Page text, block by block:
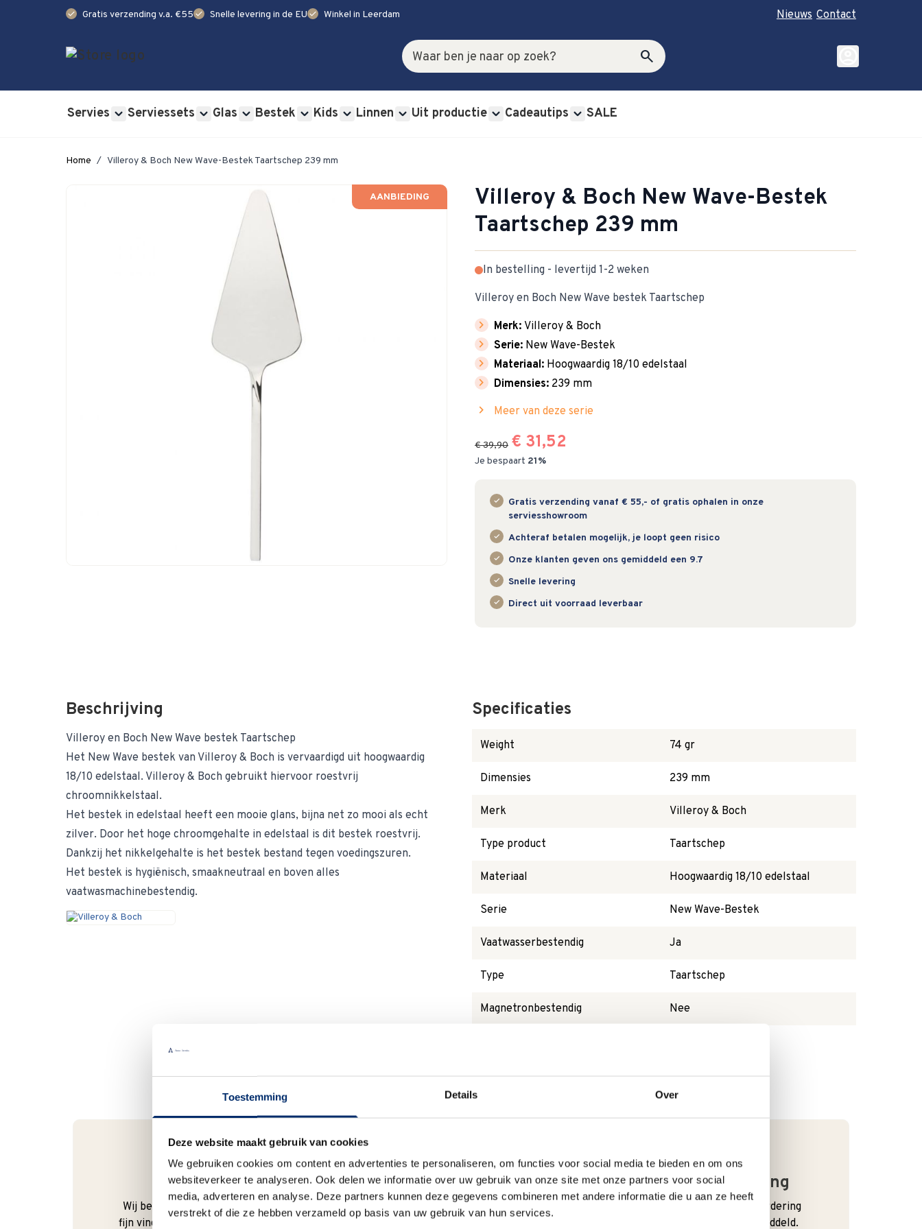
Toestemming Details Over
Deze website maakt gebruik van cookies
We gebruiken cookies om content en advertenties te personaliseren, om functies voor social media te bieden en om ons
websiteverkeer te analyseren. Ook delen we informatie over uw gebruik van onze site met onze partners voor social
media, adverteren en analyse. Deze partners kunnen deze gegevens combineren met andere informatie die u aan ze heeft
verstrekt of die ze hebben verzameld op basis van uw gebruik van hun services.
check Gratis verzending v.a. €55check Snelle levering in de EUcheck Winkel in Leerdam Nieuws Contact
Zoek
search
Servies Serviessets Glas Bestek Kids Linnen Uit productie Cadeautips SALE
account_circle
Home / Villeroy & Boch New Wave-Bestek Taartschep 239 mm
Villeroy & Boch New Wave-Bestek
Taartschep 239 mm
AANBIEDING
In bestelling - levertijd 1-2 weken
Villeroy en Boch New Wave bestek Taartschep
chevron_right Merk: Villeroy & Boch
chevron_right Serie: New Wave-Bestek
chevron_right Materiaal: Hoogwaardig 18/10 edelstaal
chevron_right Dimensies: 239 mm
chevron_right Meer van deze serie
€ 39,90 € 31,52
Je bespaart 21%
Gratis verzending vanaf € 55,- of gratis ophalen in onze
serviesshowroom
Achteraf betalen mogelijk, je loopt geen risico
Onze klanten geven ons gemiddeld een 9.7
Snelle levering
Direct uit voorraad leverbaar
Beschrijving
Villeroy en Boch New Wave bestek Taartschep
Het New Wave bestek van Villeroy & Boch is vervaardigd uit hoogwaardig
18/10 edelstaal. Villeroy & Boch gebruikt hiervoor roestvrij
chroomnikkelstaal.
Het bestek in edelstaal heeft een mooie glans, bijna net zo mooi als echt
zilver. Door het hoge chroomgehalte in edelstaal is dit bestek roestvrij.
Dankzij het nikkelgehalte is het bestek bestand tegen voedingszuren.
Het bestek is hygiënisch, smaakneutraal en boven alles
vaatwasmachinebestendig.
Specificaties
Weight 74 gr
Dimensies 239 mm
Merk Villeroy & Boch
Type product Taartschep
Materiaal Hoogwaardig 18/10 edelstaal
Serie New Wave-Bestek
Vaatwasserbestendig Ja
Type Taartschep
Magnetronbestendig Nee
WaaromAnna?
Bel gerust
Wij begrijpen dat je als klant het
fijn vindt om te kunnen bellen. Bij
Duurzaam
We verpakken onze producten
Goede waardering
We krijgen een goede waardering
van Onze klanten. 9+ gemiddeld.